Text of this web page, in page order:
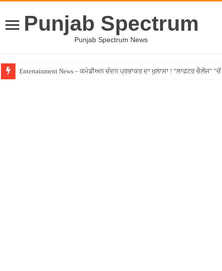
Punjab Spectrum
Punjab Spectrum News
Entertainment News – ਕਮੇਡੀਅਨ ਚੰਦਨ ਪ੍ਰਭਾਕਰ ਦਾ ਖੁਲਾਸਾ ! ”ਲਾਫਟਰ ਚੈਲੇਂਜ”